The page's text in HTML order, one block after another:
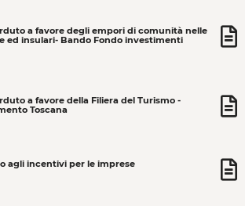
a favore degli empori di comunità nelle
ed insulari- Bando Fondo investimenti
a favore della Filiera del Turismo -
Toscana
agli incentivi per le imprese